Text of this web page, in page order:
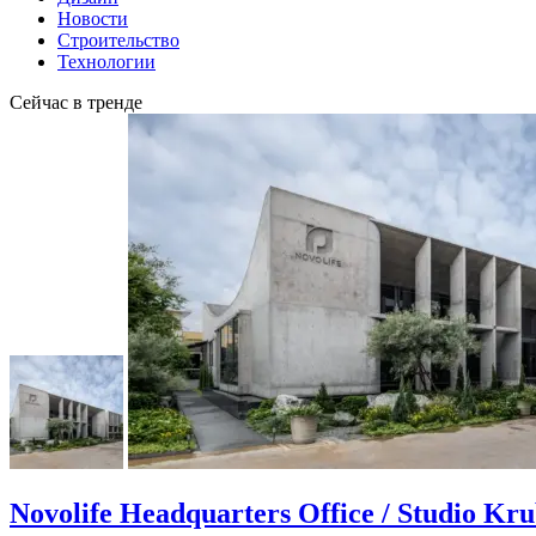
Новости
Строительство
Технологии
Сейчас в тренде
Novolife Headquarters Office / Studio